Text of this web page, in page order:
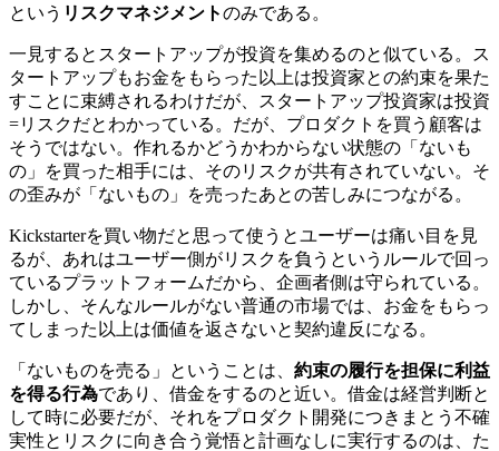
という リスクマネジメントのみである。
一見するとスタートアップが投資を集めるのと似ている。ス
タートアップもお金をもらった以上は投資家との約束を果た
すことに束縛されるわけだが、スタートアップ投資家は投資
=リスクだとわかっている。だが、プロダクトを買う顧客は
そうではない。作れるかどうかわからない状態の「ないも
の」を買った相手には、そのリスクが共有されていない。そ
の歪みが「ないもの」を売ったあとの苦しみにつながる。
Kickstarterを買い物だと思って使うとユーザーは痛い目を見
るが、あれはユーザー側がリスクを負うというルールで回っ
ているプラットフォームだから、企画者側は守られている。
しかし、そんなルールがない普通の市場では、お金をもらっ
てしまった以上は価値を返さないと契約違反になる。
「ないものを売る」ということは、 約束の履行を担保に利益
を得る行為であり、借金をするのと近い。借金は経営判断と
して時に必要だが、それをプロダクト開発につきまとう不確
実性とリスクに向き合う覚悟と計画なしに実行するのは、た